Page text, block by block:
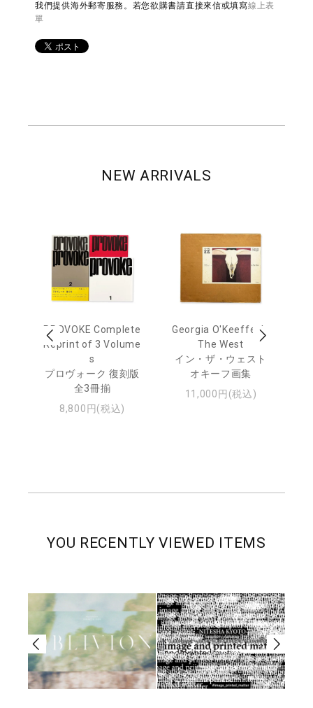
我們提供海外郵寄服務。若您欲購書請直接來信或填寫線上表
單
NEW ARRIVALS
PROVOKE Complete
Reprint of 3 Volume
s
プロヴォーク 復刻版
全3冊揃
8,800円(税込)
Georgia O'Keeffe: In
The West
イン・ザ・ウェスト
オキーフ画集
11,000円(税込)
YOU RECENTLY VIEWED ITEMS